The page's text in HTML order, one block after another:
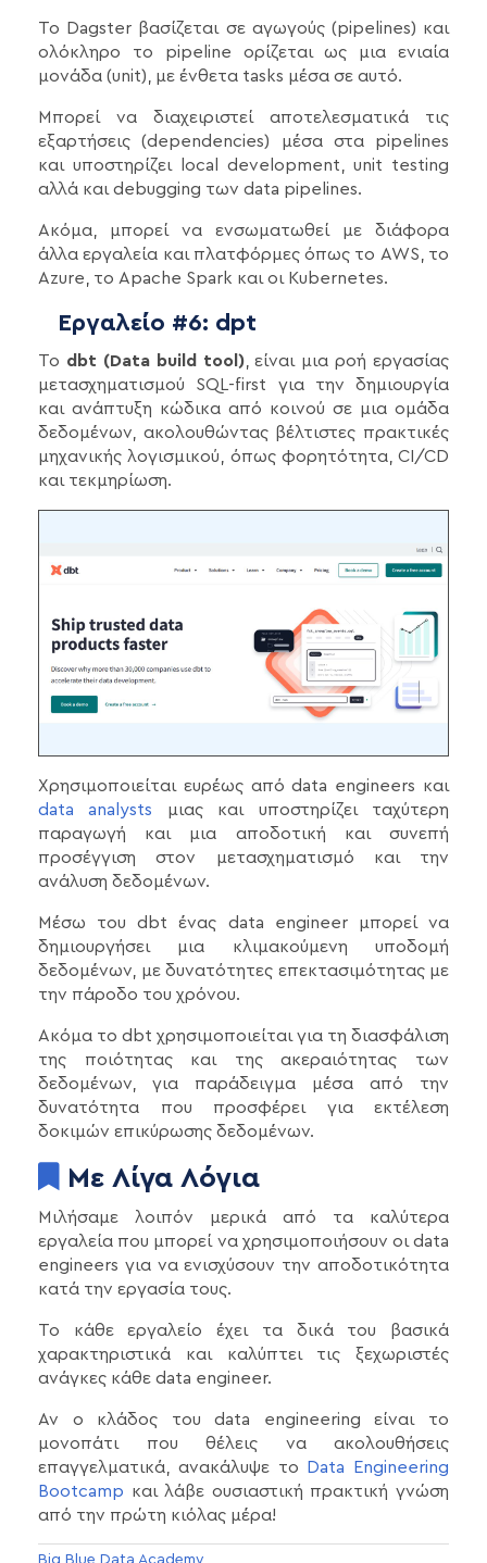
Το Dagster βασίζεται σε αγωγούς (pipelines) και
ολόκληρο το pipeline ορίζεται ως μια ενιαία
μονάδα (unit), με ένθετα tasks μέσα σε αυτό.
Μπορεί να διαχειριστεί αποτελεσματικά τις
εξαρτήσεις (dependencies) μέσα στα pipelines
και υποστηρίζει local development, unit testing
αλλά και debugging των data pipelines.
Ακόμα, μπορεί να ενσωματωθεί με διάφορα
άλλα εργαλεία και πλατφόρμες όπως το AWS, το
Azure, το Apache Spark και οι Kubernetes.
Εργαλείο #6: dpt
Το dbt (Data build tool), είναι μια ροή εργασίας
μετασχηματισμού SQL-first για την δημιουργία
και ανάπτυξη κώδικα από κοινού σε μια ομάδα
δεδομένων, ακολουθώντας βέλτιστες πρακτικές
μηχανικής λογισμικού, όπως φορητότητα, CI/CD
και τεκμηρίωση.
Χρησιμοποιείται ευρέως από data engineers και
data analysts μιας και υποστηρίζει ταχύτερη
παραγωγή και μια αποδοτική και συνεπή
προσέγγιση στον μετασχηματισμό και την
ανάλυση δεδομένων.
Μέσω του dbt ένας data engineer μπορεί να
δημιουργήσει μια κλιμακούμενη υποδομή
δεδομένων, με δυνατότητες επεκτασιμότητας με
την πάροδο του χρόνου.
Ακόμα το dbt χρησιμοποιείται για τη διασφάλιση
της ποιότητας και της ακεραιότητας των
δεδομένων, για παράδειγμα μέσα από την
δυνατότητα που προσφέρει για εκτέλεση
δοκιμών επικύρωσης δεδομένων.
Με Λίγα Λόγια
Μιλήσαμε λοιπόν μερικά από τα καλύτερα
εργαλεία που μπορεί να χρησιμοποιήσουν οι data
engineers για να ενισχύσουν την αποδοτικότητα
κατά την εργασία τους.
Το κάθε εργαλείο έχει τα δικά του βασικά
χαρακτηριστικά και καλύπτει τις ξεχωριστές
ανάγκες κάθε data engineer.
Αν ο κλάδος του data engineering είναι το
μονοπάτι που θέλεις να ακολουθήσεις
επαγγελματικά, ανακάλυψε το
Data Engineering
Bootcamp και λάβε ουσιαστική πρακτική γνώση
από την πρώτη κιόλας μέρα!